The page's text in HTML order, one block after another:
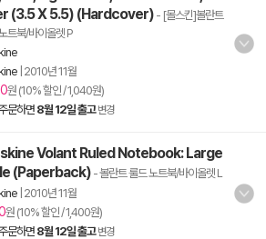
(3.5 X 5.5) (Hardcover) - [몰스킨]볼란트
트북/바이올렛 P
2010년 11월
원 (10% 할인 / 1,040원)
문하면 8월 12일 출고 변경
Volant Ruled Notebook: Large
(Paperback)- 볼란트 룰드 노트북/바이올렛 L
2010년 11월
원 (10% 할인 / 1,400원)
문하면 8월 12일 출고 변경